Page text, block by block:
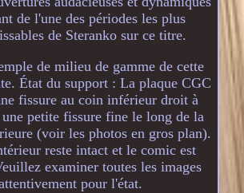
de l'une des périodes les plus
de Steranko sur ce titre.
de milieu de gamme de cette
État du support : La plaque CGC
fissure au coin inférieur droit à
petite fissure fine le long de la
(voir les photos en gros plan).
reste intact et le comic est
examiner toutes les images
pour l'état.